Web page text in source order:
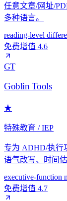
任意文章/网址/
多种语言。
reading-level
免费增值 4.6
GT
Goblin Tools
★
特殊教育 / IEP
专为 ADHD/执行
语气改写、时间估
executive-function
免费增值 4.7